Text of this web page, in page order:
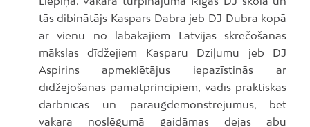
tās dibinātājs Kaspars Dabra jeb DJ Dubra kopā
ar vienu no labākajiem Latvijas skrečošanas
mākslas dīdžejiem Kasparu Dziļumu jeb DJ
Aspirins apmeklētājus iepazīstinās ar
dīdžejošanas pamatprincipiem, vadīs praktiskās
darbnīcas un paraugdemonstrējumus, bet
vakara noslēgumā gaidāmas dejas abu